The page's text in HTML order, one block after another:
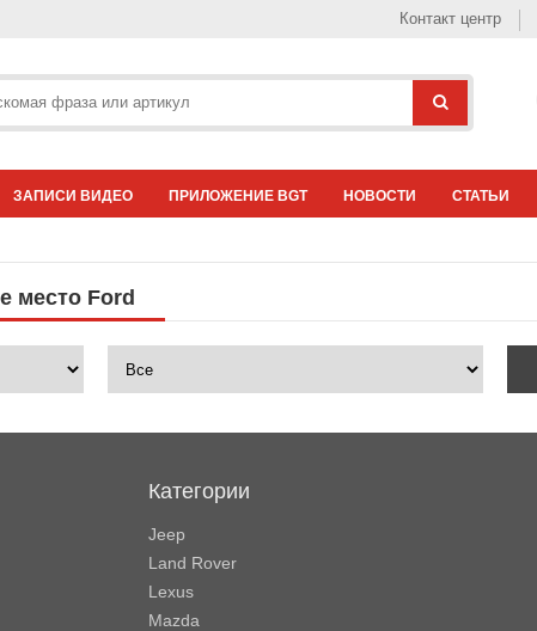
Контакт центр
ЗАПИСИ ВИДЕО ПРИЛОЖЕНИЕ BGT НОВОСТИ СТАТЬИ
место Ford
Категории
Jeep
Land Rover
Lexus
Mazda